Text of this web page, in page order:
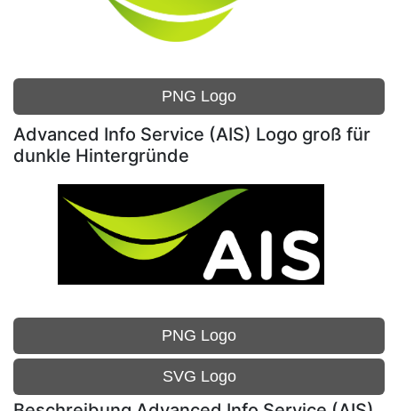
PNG Logo
Advanced Info Service (AIS) Logo groß für
dunkle Hintergründe
PNG Logo
SVG Logo